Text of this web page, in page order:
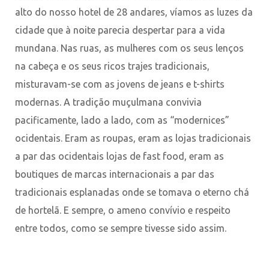
alto do nosso hotel de 28 andares, víamos as luzes da
cidade que à noite parecia despertar para a vida
mundana. Nas ruas, as mulheres com os seus lenços
na cabeça e os seus ricos trajes tradicionais,
misturavam-se com as jovens de jeans e t-shirts
modernas. A tradição muçulmana convivia
pacificamente, lado a lado, com as “modernices”
ocidentais. Eram as roupas, eram as lojas tradicionais
a par das ocidentais lojas de fast food, eram as
boutiques de marcas internacionais a par das
tradicionais esplanadas onde se tomava o eterno chá
de hortelã. E sempre, o ameno convívio e respeito
entre todos, como se sempre tivesse sido assim.